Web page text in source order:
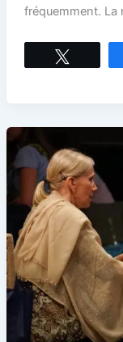
fré­quemment. La